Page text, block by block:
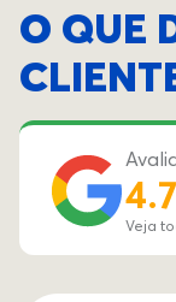
O QUE
4.7
Veja